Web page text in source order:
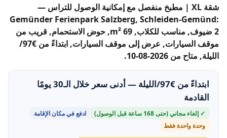
شقة XL | مطبخ منفصل مع إمكانية الوصول للتراس —
Gemünder Ferienpark Salzberg, Schleiden-Gemünd:
2 ضيوف, مناسب للكلاب, 69 m², حوض الاستحمام, قريب من
موقف السيارات, عرض إلى موقف السيارات, ابتداءً من €97/
الليلة, متاح من 2026-08-10.
ابتداءً من €97/الليلة — أدنى سعر خلال الـ30 يومًا
القادمة
✓ إلغاء مجاني (حتى 168 ساعة قبل الوصول)
ادفع في مكان الإقامة
وحدة واحدة فقط